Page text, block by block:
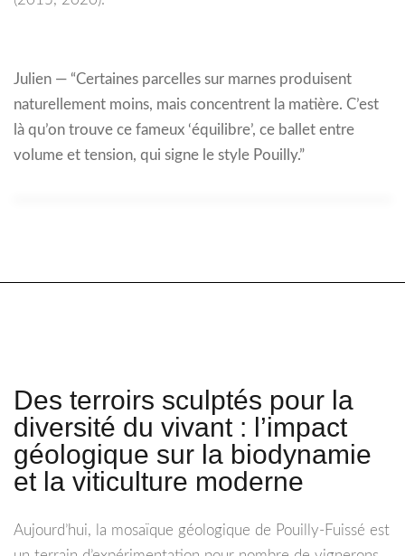
Julien — “Certaines parcelles sur marnes produisent
naturellement moins, mais concentrent la matière. C’est
là qu’on trouve ce fameux ‘équilibre’, ce ballet entre
volume et tension, qui signe le style Pouilly.”
Des terroirs sculptés pour la
diversité du vivant : l’impact
géologique sur la biodynamie
et la viticulture moderne
Aujourd’hui, la mosaïque géologique de Pouilly-Fuissé est